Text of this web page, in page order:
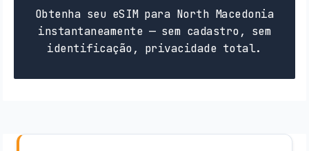
Obtenha seu eSIM para North Macedonia
instantaneamente — sem cadastro, sem
identificação, privacidade total.